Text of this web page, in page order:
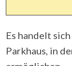
Es handelt
Parkhaus, in